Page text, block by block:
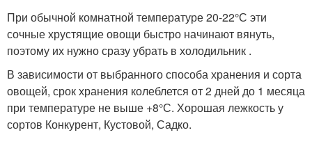
При обычной комнатной температуре 20-22°С эти
сочные хрустящие овощи быстро начинают вянуть,
поэтому их нужно сразу убрать в холодильник .
В зависимости от выбранного способа хранения и сорта
овощей, срок хранения колеблется от 2 дней до 1 месяца
при температуре не выше +8°С. Хорошая лежкость у
сортов Конкурент, Кустовой, Садко.